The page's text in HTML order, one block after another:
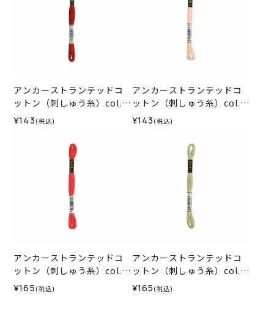
アンカーストランテッドコ
ットン（刺しゅう糸）col.1
014
¥143 (税込)
アンカーストランテッドコ
ットン（刺しゅう糸）col.1
012
¥143 (税込)
アンカーストランテッドコ
ットン（刺しゅう糸）col.0
035
¥165 (税込)
アンカーストランテッドコ
ットン（刺しゅう糸）col.0
842
¥165 (税込)